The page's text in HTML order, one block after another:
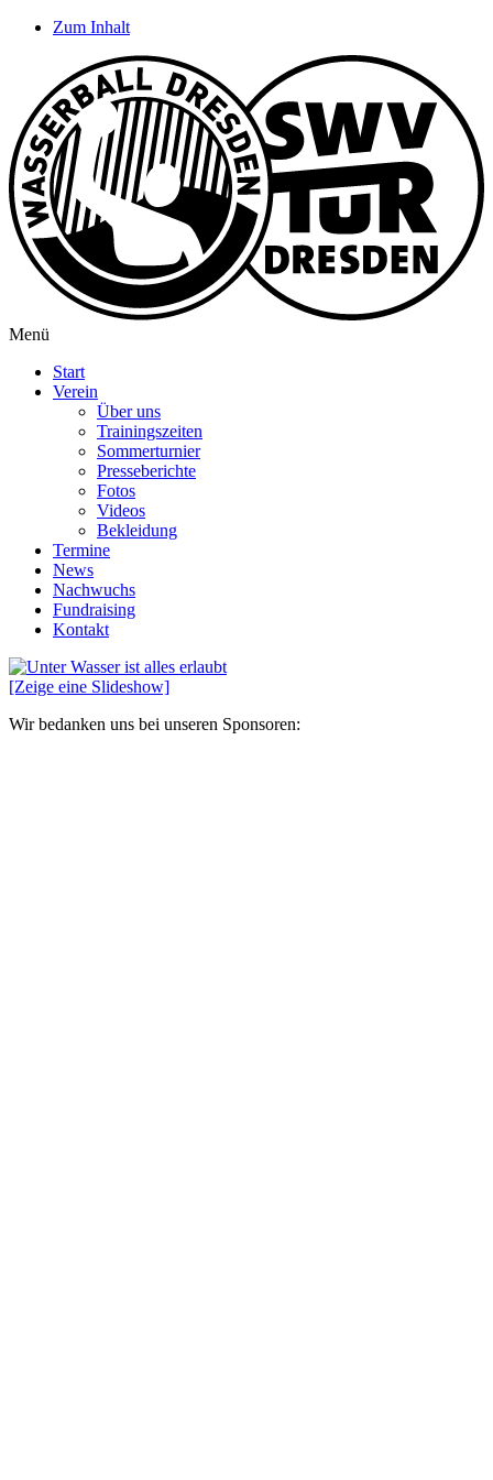
Zum Inhalt
Menü
Start
Verein
Über uns
Trainingszeiten
Sommerturnier
Presseberichte
Fotos
Videos
Bekleidung
Termine
News
Nachwuchs
Fundraising
Kontakt
[Zeige eine Slideshow]
Wir bedanken uns bei unseren Sponsoren: